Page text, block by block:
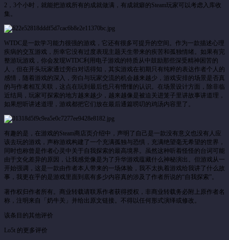
2，3个小时，就能把游戏所有的成就做满，有成就癖的Steam玩家可以考虑入库收
集。
WTDC是一款学习能力很强的游戏，它还有很多可提升的空间。作为一款描述心理
疾病的交互游戏，所幸它没有过度表现主题天生带来的疾苦和孤独情绪。如果有完
整游玩游戏，你会发现WTDC利用电子游戏的特质从中鼓励那些深受精神困苦的
人，但在开头玩家通过旁白对话得知，其实游戏在初期只有纯粹的表达作者个人的
感情，随着游戏的深入，旁白与玩家交流的机会越来越少，游戏安排的场景是否真
的与作者相互关联，这点在玩到最后也只有懵懂的认识。在场景设计方面，除非临
近结局，玩家可探索的地方越来越少，越来越像是被迫关进笼子里讲故事讲道理，
如果想听讲述道理，游戏都把它们放在最后通篇唠叨的鸡汤内容里了。
有趣的是，在游戏的Steam商店页介绍中，声明了自己是一款没有意义也没有人应
该去玩的游戏，声称游戏构建了一个充满孤独与恐惧，充满绝望毫无希望的世界，
同时也称曾是作者心灵中关于自我探索的最高境界。虽然这种听着怪怪的台词可能
由于文化差异的原因，让我感觉像是为了升华游戏蕴藏什么神秘演出。但游戏从一
开始强调，这是一款由作者本人带来的一场体验，我不太执着游戏给我讲了什么故
事，我更在乎的是游戏里面到底有多少内容真的涉及了作者所说的“自我探索”。
著作权归作者所有。商业转载请联系作者获得授权，非商业转载务必附上原作者名
称，注明来自「奶牛关」并给出原文链接。不得以任何形式演绎或修改。
该条目的其他评价
Lo5t 的更多评价